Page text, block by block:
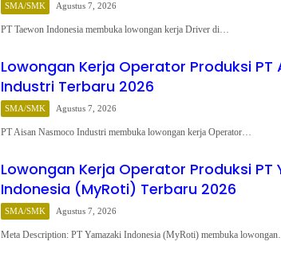
SMA/SMK Agustus 7, 2026
PT Taewon Indonesia membuka lowongan kerja Driver di…
Lowongan Kerja Operator Produksi PT
Industri Terbaru 2026
SMA/SMK Agustus 7, 2026
PT Aisan Nasmoco Industri membuka lowongan kerja Operator…
Lowongan Kerja Operator Produksi PT
Indonesia (MyRoti) Terbaru 2026
SMA/SMK Agustus 7, 2026
Meta Description: PT Yamazaki Indonesia (MyRoti) membuka